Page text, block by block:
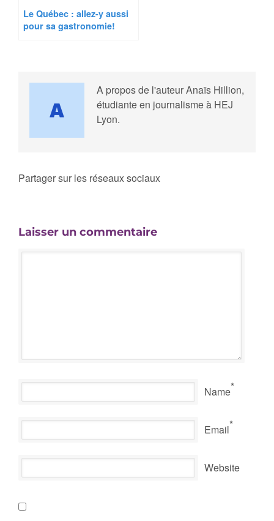
Le Québec : allez-y aussi
pour sa gastronomie!
A propos de l'auteurAnaïs Hillion,
étudiante en journalisme à HEJ
Lyon.
Partager sur les réseaux sociaux
Laisser un commentaire
Name*
Email*
Website